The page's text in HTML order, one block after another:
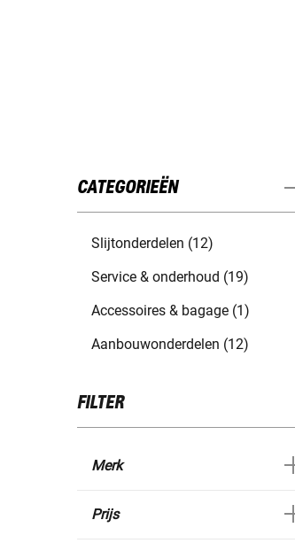
CATEGORIEËN
Slijtonderdelen (12)
Service & onderhoud (19)
Accessoires & bagage (1)
Aanbouwonderdelen (12)
FILTER
Merk
Prijs